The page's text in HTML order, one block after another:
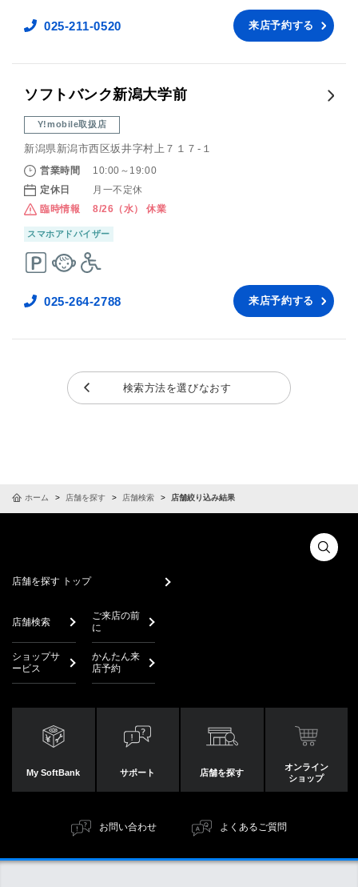
025-211-0520 来店予約する
ソフトバンク新潟大学前
Y!mobile取扱店
新潟県新潟市西区坂井字村上７１７‐１
営業時間
10:00～19:00
定休日
月一不定休
臨時情報
8/26（水） 休業
スマホアドバイザー
025-264-2788 来店予約する
検索方法を選びなおす
ホーム 店舗を探す 店舗検索 店舗絞り込み結果
店舗を探す トップ
店舗検索
ご来店の前
に
ショップサ
ービス
かんたん来
店予約
My SoftBank サポート 店舗を探す
オンライン
ショップ
お問い合わせ よくあるご質問